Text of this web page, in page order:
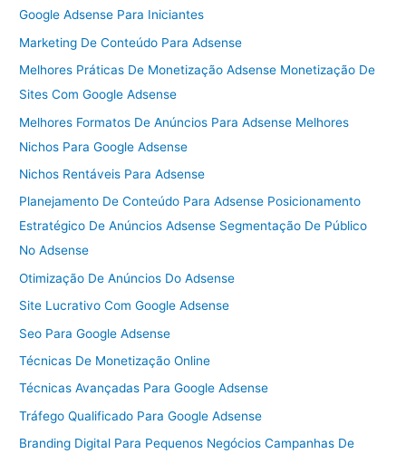
Google Adsense Para Iniciantes
Marketing De Conteúdo Para Adsense
Melhores Práticas De Monetização Adsense Monetização De
Sites Com Google Adsense
Melhores Formatos De Anúncios Para Adsense Melhores
Nichos Para Google Adsense
Nichos Rentáveis Para Adsense
Planejamento De Conteúdo Para Adsense Posicionamento
Estratégico De Anúncios Adsense Segmentação De Público
No Adsense
Otimização De Anúncios Do Adsense
Site Lucrativo Com Google Adsense
Seo Para Google Adsense
Técnicas De Monetização Online
Técnicas Avançadas Para Google Adsense
Tráfego Qualificado Para Google Adsense
Branding Digital Para Pequenos Negócios Campanhas De